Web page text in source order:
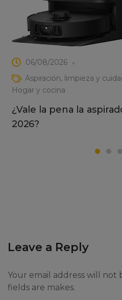
06/08/2026
Aspiración, limpieza y
Hogar y cocina
¿Vale la pena la
2026?
Leave a Reply
Your email address will not
fields are makes.